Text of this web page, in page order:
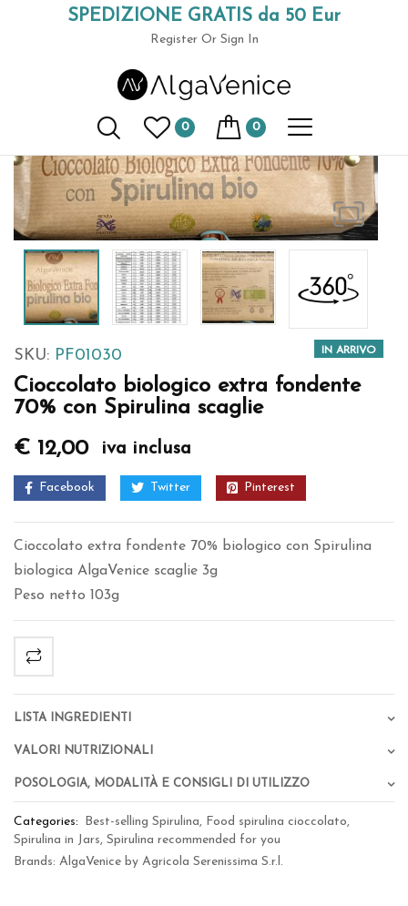
SPEDIZIONE GRATIS da 50 Eur
Register Or Sign In
(+39) 049 9789591
0 0
Best-selling Spirulina
Cioccolato biologico extra
fondente 70% con Spirulina scaglie
SKU: PF01030
Cioccolato biologico extra fondente
70% con Spirulina scaglie
€ 12,00 iva inclusa
Facebook Twitter Pinterest
Cioccolato extra fondente 70% biologico con Spirulina
biologica AlgaVenice scaglie 3g
Peso netto 103g
IN ARRIVO
Lista Ingredienti
Valori Nutrizionali
Posologia, Modalità e Consigli di Utilizzo
Categories: Best-selling Spirulina, Food spirulina cioccolato,
Spirulina in Jars, Spirulina recommended for you
Brands: AlgaVenice by Agricola Serenissima S.r.l.